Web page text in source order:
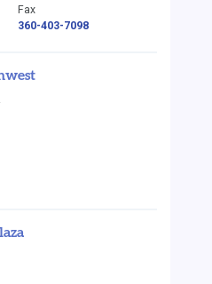
Fax
360-403-7098